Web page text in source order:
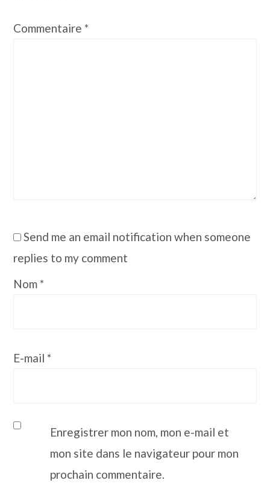
Commentaire*
Send me an email notification when someone
replies to my comment
Nom*
E-mail*
Enregistrer mon nom, mon e-mail et
mon site dans le navigateur pour mon
prochain commentaire.